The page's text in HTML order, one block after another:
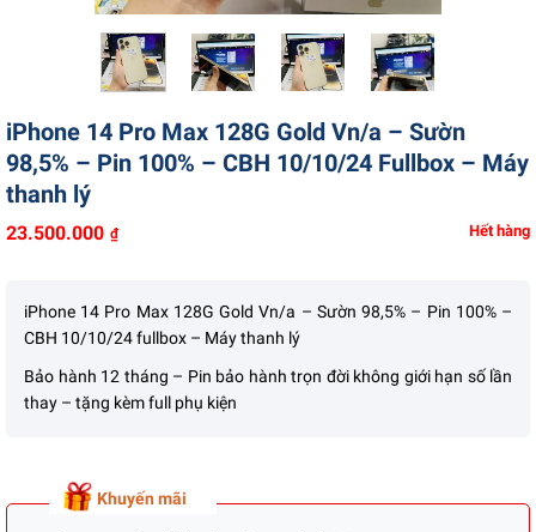
iPhone 14 Pro Max 128G Gold Vn/a – Sườn
98,5% – Pin 100% – CBH 10/10/24 Fullbox – Máy
thanh lý
23.500.000 ₫
iPhone 14 Pro Max 128G Gold Vn/a – Sườn 98,5% – Pin 100% –
CBH 10/10/24 fullbox – Máy thanh lý
Bảo hành 12 tháng – Pin bảo hành trọn đời không giới hạn số lần
thay – tặng kèm full phụ kiện
Hết hàng
Khuyến mãi